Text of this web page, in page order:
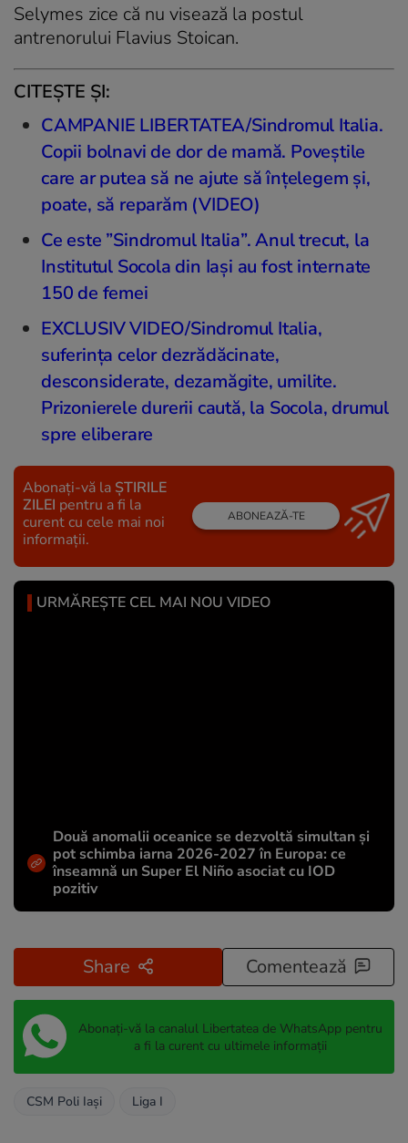
Selymes zice că nu visează la postul
antrenorului Flavius Stoican.
CITEȘTE ȘI:
CAMPANIE LIBERTATEA/Sindromul Italia.
Copii bolnavi de dor de mamă. Poveștile
care ar putea să ne ajute să înțelegem și,
poate, să reparăm (VIDEO)
Ce este ”Sindromul Italia”. Anul trecut, la
Institutul Socola din Iași au fost internate
150 de femei
EXCLUSIV VIDEO/Sindromul Italia,
suferința celor dezrădăcinate,
desconsiderate, dezamăgite, umilite.
Prizonierele durerii caută, la Socola, drumul
spre eliberare
Abonați-vă la ȘTIRILE
ZILEI pentru a fi la
curent cu cele mai noi
informații.
ABONEAZĂ-TE
URMĂREȘTE CEL MAI NOU VIDEO
Două anomalii oceanice se dezvoltă simultan și
pot schimba iarna 2026-2027 în Europa: ce
înseamnă un Super El Niño asociat cu IOD
pozitiv
Share Comentează
Abonați-vă la canalul Libertatea de WhatsApp pentru
a fi la curent cu ultimele informații
CSM Poli Iași Liga I